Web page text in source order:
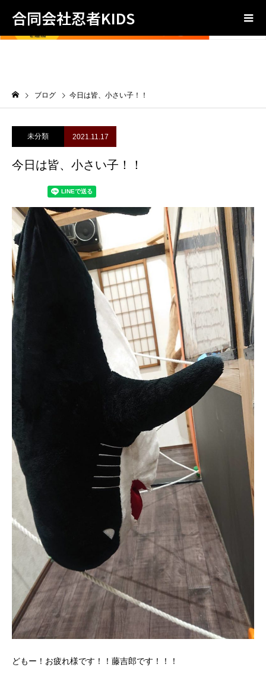
合同会社忍者KIDS
ブログ 今日は皆、小さい子！！
未分類 2021.11.17
今日は皆、小さい子！！
どもー！お疲れ様です！！藤吉郎です！！！